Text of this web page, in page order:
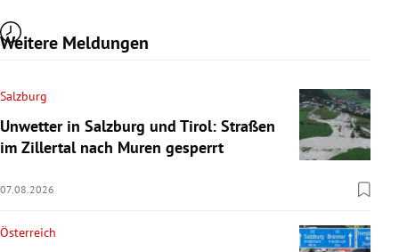
Weitere Meldungen
Salzburg
Unwetter in Salzburg und Tirol: Straßen
im Zillertal nach Muren gesperrt
07.08.2026
Österreich